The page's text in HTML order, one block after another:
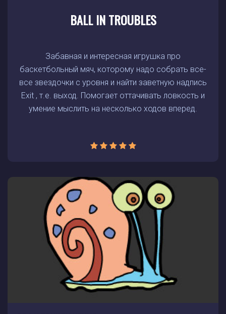
BALL IN TROUBLES
Забавная и интересная игрушка про
баскетбольный мяч, которому надо собрать все-
все звездочки с уровня и найти заветную надпись
Exit , т.е. выход. Помогает оттачивать ловкость и
умение мыслить на несколько ходов вперед.